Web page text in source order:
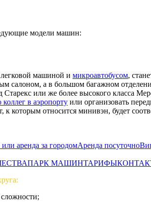
модели машин:
машиной и микроавтобусом,
салоном, а в большом багажном
Старекс или же более высокого
коллег в аэропорту или организовать
которым относится минивэн, будет
аренда за городомАренда посуточно
ПАРК МАШИНТАРИФЫ